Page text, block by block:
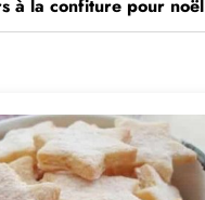
à la confiture pour noël